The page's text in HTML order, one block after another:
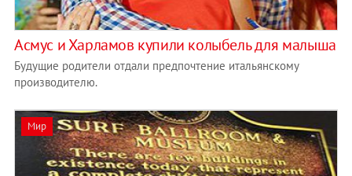
Асмус и Харламов купили колыбель для малыша
Будущие родители отдали предпочтение итальянскому
производителю.
Мир